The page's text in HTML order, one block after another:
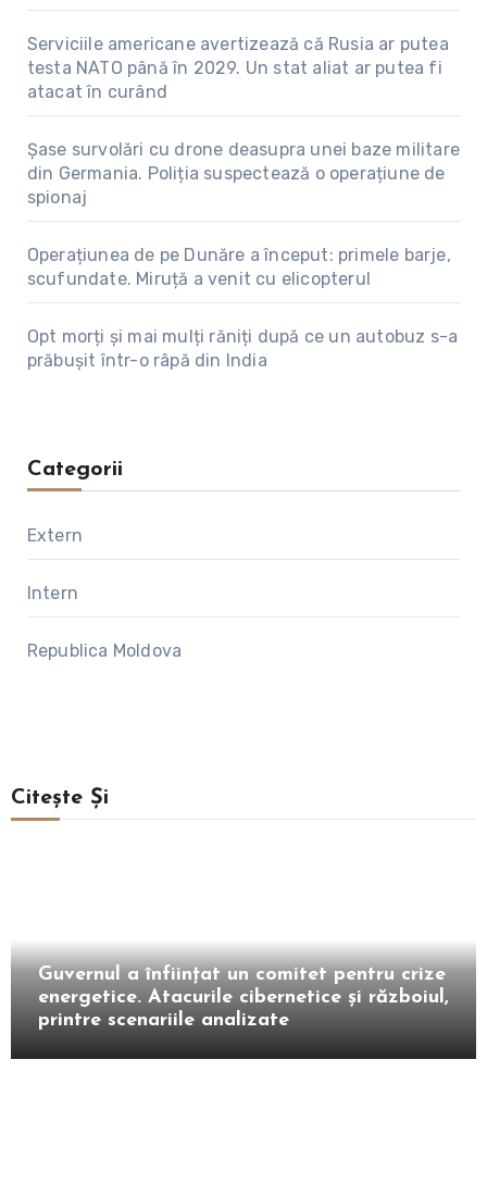
Serviciile americane avertizează că Rusia ar putea
testa NATO până în 2029. Un stat aliat ar putea fi
atacat în curând
Șase survolări cu drone deasupra unei baze militare
din Germania. Poliția suspectează o operațiune de
spionaj
Operațiunea de pe Dunăre a început: primele barje,
scufundate. Miruță a venit cu elicopterul
Opt morți și mai mulți răniți după ce un autobuz s-a
prăbușit într-o râpă din India
Categorii
Extern
Intern
Republica Moldova
Citește Și
Guvernul a înființat un comitet pentru crize
energetice. Atacurile cibernetice și războiul,
printre scenariile analizate